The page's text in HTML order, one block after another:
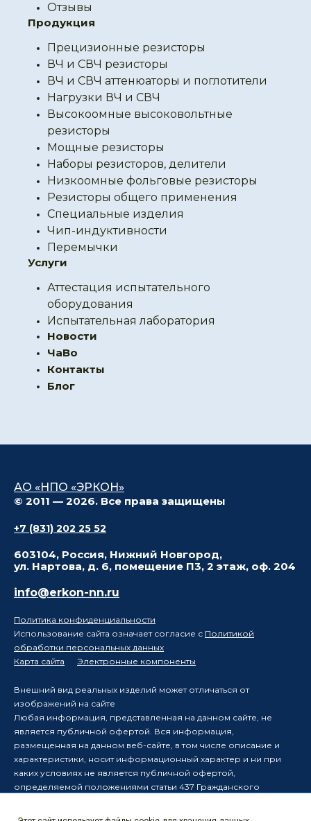
Отзывы
Продукция
Прецизионные резисторы
ВЧ и СВЧ резисторы
ВЧ и СВЧ аттенюаторы и поглотители
Нагрузки ВЧ и СВЧ
Высокоомные высоковольтные
резисторы
Мощные резисторы
Наборы резисторов, делители
Низкоомные фольговые резисторы
Резисторы общего применения
Специальные изделия
Чип-индуктивности
Перемычки
Услуги
Аттестация испытательного
оборудования
Испытательная лаборатория
Новости
ЧаВо
Контакты
Блог
АО «НПО «ЭРКОН»
© 2011 — 2026. Все права защищены
+7 (831) 202 25 52
603104, Россия, Нижний Новгород,
ул. Нартова, д. 6, помещение П3, 2 этаж, оф. 204
info@erkon-nn.ru
Политика конфиденциальности
Использование сайта означает согласие с Политикой
обработки персональных данных
Карта сайта
Электронные компоненты
Внешний вид реальных изделий может отличаться от
изображений на сайте
Любая информация, представленная на данном сайте, не
является публичной офертой. Вся информация,
размещенная на данном веб-сайте, в том числе описание и
характеристики, носит информационный характер и ни при
каких условиях не является публичной офертой,
определяемой положениями статьи 437 Гражданского
Производитель оставляет за собой право в одностороннем